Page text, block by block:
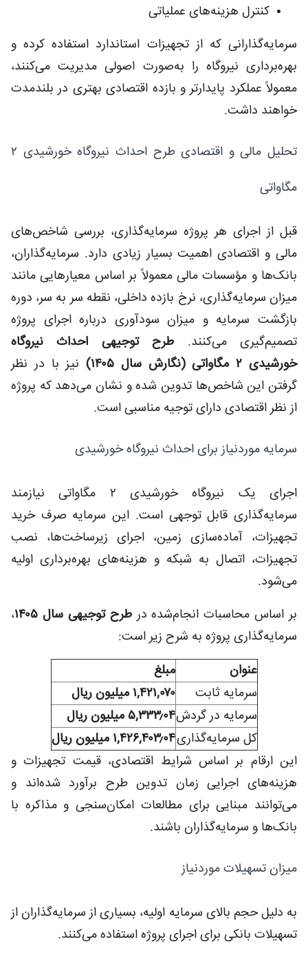
کنترل هزینه‌های عملیاتی
سرمایه‌گذارانی که از تجهیزات استاندارد استفاده کرده و
بهره‌برداری نیروگاه را به‌صورت اصولی مدیریت می‌کنند،
معمولاً عملکرد پایدارتر و بازده اقتصادی بهتری در بلندمدت
خواهند داشت.
تحلیل مالی و اقتصادی طرح احداث نیروگاه خورشیدی ۲
مگاواتی
قبل از اجرای هر پروژه سرمایه‌گذاری، بررسی شاخص‌های
مالی و اقتصادی اهمیت بسیار زیادی دارد. سرمایه‌گذاران،
بانک‌ها و مؤسسات مالی معمولاً بر اساس معیارهایی مانند
میزان سرمایه‌گذاری، نرخ بازده داخلی، نقطه سر به سر، دوره
بازگشت سرمایه و میزان سودآوری درباره اجرای پروژه
تصمیم‌گیری می‌کنند. طرح توجیهی احداث نیروگاه
خورشیدی ۲ مگاواتی (نگارش سال ۱۴۰۵)
نیز با در نظر
گرفتن این شاخص‌ها تدوین شده و نشان می‌دهد که پروژه
از نظر اقتصادی دارای توجیه مناسبی است.
سرمایه موردنیاز برای احداث نیروگاه خورشیدی
اجرای یک نیروگاه خورشیدی ۲ مگاواتی نیازمند
سرمایه‌گذاری قابل توجهی است. این سرمایه صرف خرید
تجهیزات، آماده‌سازی زمین، اجرای زیرساخت‌ها، نصب
تجهیزات، اتصال به شبکه و هزینه‌های بهره‌برداری اولیه
می‌شود.
بر اساس محاسبات انجام‌شده درطرح توجیهی سال ۱۴۰۵
،
سرمایه‌گذاری پروژه به شرح زیر است:
عنوان
مبلغ
سرمایه ثابت
۱,۴۲۱,۰۷۰ میلیون ریال
سرمایه در گردش۵,۳۳۳٫۰۴ میلیون ریال
کل سرمایه‌گذاری۱,۴۲۶,۴۰۳٫۰۴ میلیون ریال
این ارقام بر اساس شرایط اقتصادی، قیمت تجهیزات و
هزینه‌های اجرایی زمان تدوین طرح برآورد شده‌اند و
می‌توانند مبنایی برای مطالعات امکان‌سنجی و مذاکره با
بانک‌ها و سرمایه‌گذاران باشند.
میزان تسهیلات موردنیاز
به دلیل حجم بالای سرمایه اولیه، بسیاری از سرمایه‌گذاران از
تسهیلات بانکی برای اجرای پروژه استفاده می‌کنند.